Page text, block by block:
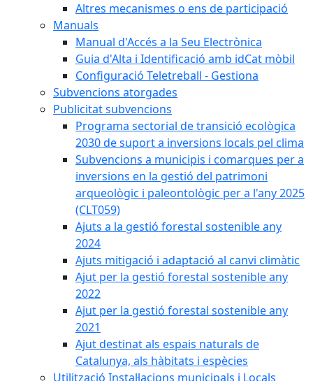
Altres mecanismes o ens de participació
Manuals
Manual d'Accés a la Seu Electrònica
Guia d'Alta i Identificació amb idCat mòbil
Configuració Teletreball - Gestiona
Subvencions atorgades
Publicitat subvencions
Programa sectorial de transició ecològica
2030 de suport a inversions locals pel clima
Subvencions a municipis i comarques per a
inversions en la gestió del patrimoni
arqueològic i paleontològic per a l'any 2025
(CLT059)
Ajuts a la gestió forestal sostenible any
2024
Ajuts mitigació i adaptació al canvi climàtic
Ajut per la gestió forestal sostenible any
2022
Ajut per la gestió forestal sostenible any
2021
Ajut destinat als espais naturals de
Catalunya, als hàbitats i espècies
Utilització Instal·lacions municipals i Locals